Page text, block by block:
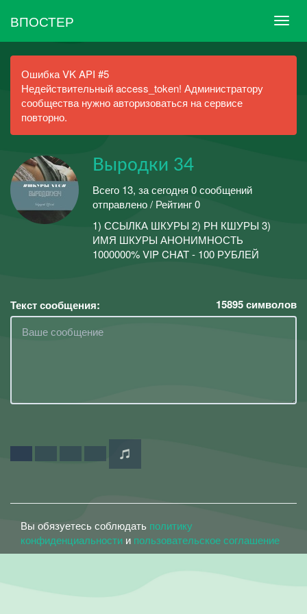
ВПОСТЕР
Ошибка VK API #5
Недействительный access_token! Администратору
сообщества нужно авторизоваться на сервисе
повторно.
Выродки 34
Всего 13, за сегодня 0 сообщений
отправлено / Рейтинг 0
1) ССЫЛКА ШКУРЫ 2) РН КШУРЫ 3)
ИМЯ ШКУРЫ АНОНИМНОСТЬ
1000000% VIP CHAT - 100 РУБЛЕЙ
Текст сообщения: 15895символов
Вы обязуетесь соблюдать политику
конфиденциальности и пользовательское соглашение